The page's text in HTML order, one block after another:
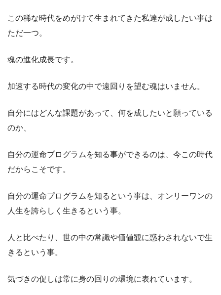
この稀な時代をめがけて生まれてきた私達が成したい事は
ただ一つ。
魂の進化成長です。
加速する時代の変化の中で遠回りを望む魂はいません。
自分にはどんな課題があって、何を成したいと願っている
のか、
自分の運命プログラムを知る事ができるのは、今この時代
だからこそです。
自分の運命プログラムを知るという事は、オンリーワンの
人生を誇らしく生きるという事。
人と比べたり、世の中の常識や価値観に惑わされないで生
きるという事。
気づきの促しは常に身の回りの環境に表れています。